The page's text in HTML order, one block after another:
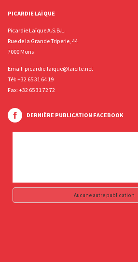
PICARDIE LAÏQUE
Picardie Laïque A.S.B.L.
Rue de la Grande Triperie, 44
7000 Mons
Email: picardie.laique@laicite.net
Tél: +32 65 31 64 19
Fax: +32 65 31 72 72
DERNIÈRE PUBLICATION FACEBOOK
Aucune autre publication